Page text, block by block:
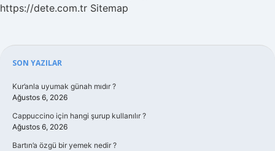
https://dete.com.tr Sitemap
Sidebar
SON YAZILAR
Kur’anla uyumak günah mıdır ?
Ağustos 6, 2026
Cappuccino için hangi şurup kullanılır ?
Ağustos 6, 2026
Bartın’a özgü bir yemek nedir ?